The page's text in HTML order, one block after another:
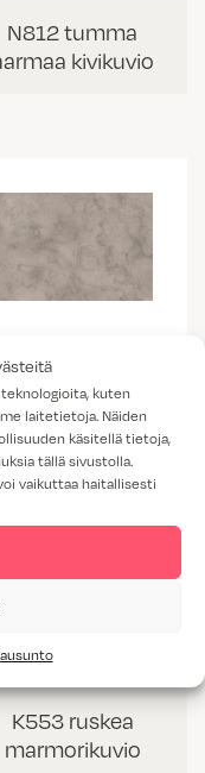
kuten
laitetietoja. Näiden
käsitellä tietoja,
tällä sivustolla.
vaikuttaa haitallisesti
N812 tumma
kivikuvio
K538 vaalea
kallio
K553 ruskea
marmorikuvio